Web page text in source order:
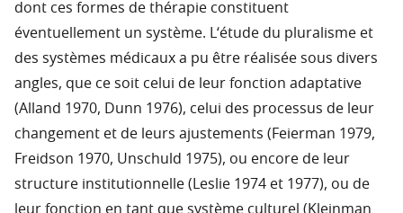
dont ces formes de thérapie constituent
éventuellement un système. L‘étude du pluralisme et
des systèmes médicaux a pu être réalisée sous divers
angles, que ce soit celui de leur fonction adaptative
(Alland 1970, Dunn 1976), celui des processus de leur
changement et de leurs ajustements (Feierman 1979,
Freidson 1970, Unschuld 1975), ou encore de leur
structure institutionnelle (Leslie 1974 et 1977), ou de
leur fonction en tant que système culturel (Kleinman